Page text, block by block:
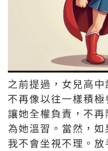
之前提過，女兒高
不再像以往一樣積
讓她全權負責，不
為她溫習。當然，如
我不會坐視不理。放